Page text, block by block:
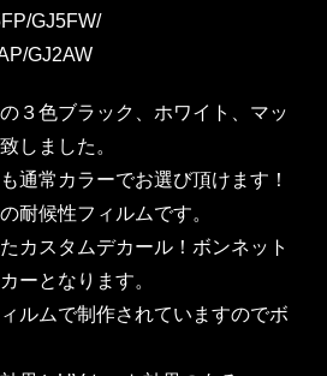
GJ5FW/
GJ2AW
３色ブラック、ホワイト、マッ
しました。
通常カラーでお選び頂けます！
耐候性フィルムです。
カスタムデカール！ボンネット
ーとなります。
ルムで制作されていますのでボ